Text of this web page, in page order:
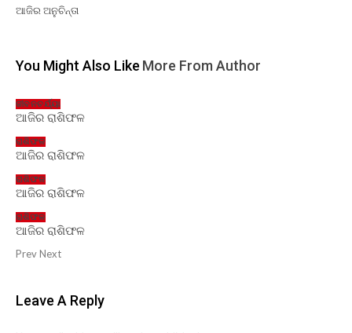
ଆଜିର ଅନୁଚିନ୍ତା
You Might Also Like More From Author
ଜୀବନଚର୍ଯ୍ୟା
ଆଜିର ରାଶିଫଳ
ରାଶିଫଳ
ଆଜିର ରାଶିଫଳ
ରାଶିଫଳ
ଆଜିର ରାଶିଫଳ
ରାଶିଫଳ
ଆଜିର ରାଶିଫଳ
PrevNext
Leave A Reply